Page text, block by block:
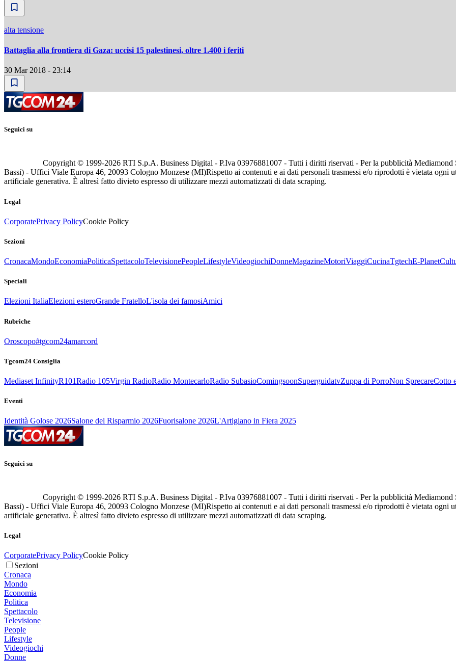
alta tensione
Battaglia alla frontiera di Gaza: uccisi 15 palestinesi, oltre 1.400 i feriti
30 Mar 2018 - 23:14
Seguici su
Copyright © 1999-2026 RTI S.p.A. Business Digital - P.Iva 03976881007 - Tutti i diritti riservati - Per la pubblicità
Bassi) - Uffici Viale Europa 46, 20093 Cologno Monzese (MI)Rispetto ai contenuti e ai dati personali trasmessi e/o riprodotti è vietata ogni
artificiale generativa. È altresì fatto divieto espresso di utilizzare mezzi automatizzati di data scraping.
Legal
CorporatePrivacy PolicyCookie Policy
Sezioni
CronacaMondoEconomiaPoliticaSpettacoloTelevisionePeopleLifestyleVideogiochiDonneMagazineMotoriViaggiCucinaTgtechE-Planet
Speciali
Elezioni ItaliaElezioni esteroGrande FratelloL'isola dei famosiAmici
Rubriche
Oroscopo#tgcom24amarcord
Tgcom24 Consiglia
Mediaset InfinityR101Radio 105Virgin RadioRadio MontecarloRadio SubasioComingsoonSuperguidatvZuppa di PorroNon SprecareCotto
Eventi
Identità Golose 2026Salone del Risparmio 2026Fuorisalone 2026L'Artigiano in Fiera 2025
Seguici su
Copyright © 1999-2026 RTI S.p.A. Business Digital - P.Iva 03976881007 - Tutti i diritti riservati - Per la pubblicità
Bassi) - Uffici Viale Europa 46, 20093 Cologno Monzese (MI)Rispetto ai contenuti e ai dati personali trasmessi e/o riprodotti è vietata ogni
artificiale generativa. È altresì fatto divieto espresso di utilizzare mezzi automatizzati di data scraping.
Legal
CorporatePrivacy PolicyCookie Policy
Sezioni
Cronaca
Mondo
Economia
Politica
Spettacolo
Televisione
People
Lifestyle
Videogiochi
Donne